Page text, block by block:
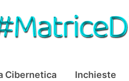
Cibernetica Inchieste